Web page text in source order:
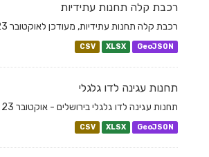
רכבת קלה תחנות עתידיות
רכבת קלה תחנות עתידיות, מעודכן לאוקטובר 2023.
CSV XLSX GeoJSON
תחנות עגינה לדו גלגלי
תחנות עגינה לדו גלגלי בירושלים - אוקטובר 23
CSV XLSX GeoJSON